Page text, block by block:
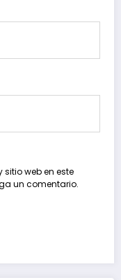
web en este
un comentario.